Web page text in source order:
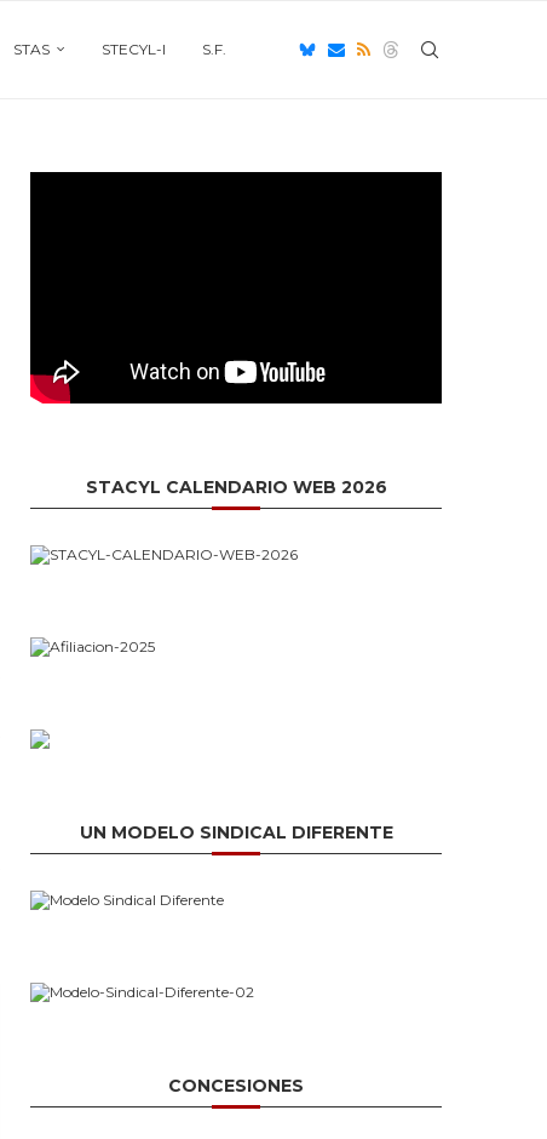
STAS STECYL-I S.F.
STACYL CALENDARIO WEB 2026
UN MODELO SINDICAL DIFERENTE
CONCESIONES